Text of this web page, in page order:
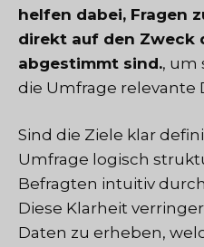
helfen dabei, Fragen
direkt auf den Zweck
abgestimmt sind., um
die Umfrage relevante
Sind die Ziele klar
Umfrage logisch
Befragten intuitiv
Diese Klarheit
Daten zu erheben,